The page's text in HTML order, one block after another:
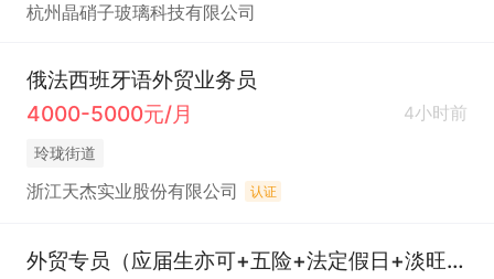
杭州晶硝子玻璃科技有限公司
俄法西班牙语外贸业务员
4000-5000元/月
4小时前
玲珑街道
浙江天杰实业股份有限公司 认证
外贸专员（应届生亦可+五险+法定假日+淡旺季单双休）